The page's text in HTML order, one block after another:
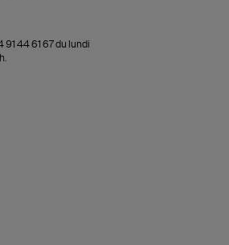
44 61 67 du lundi